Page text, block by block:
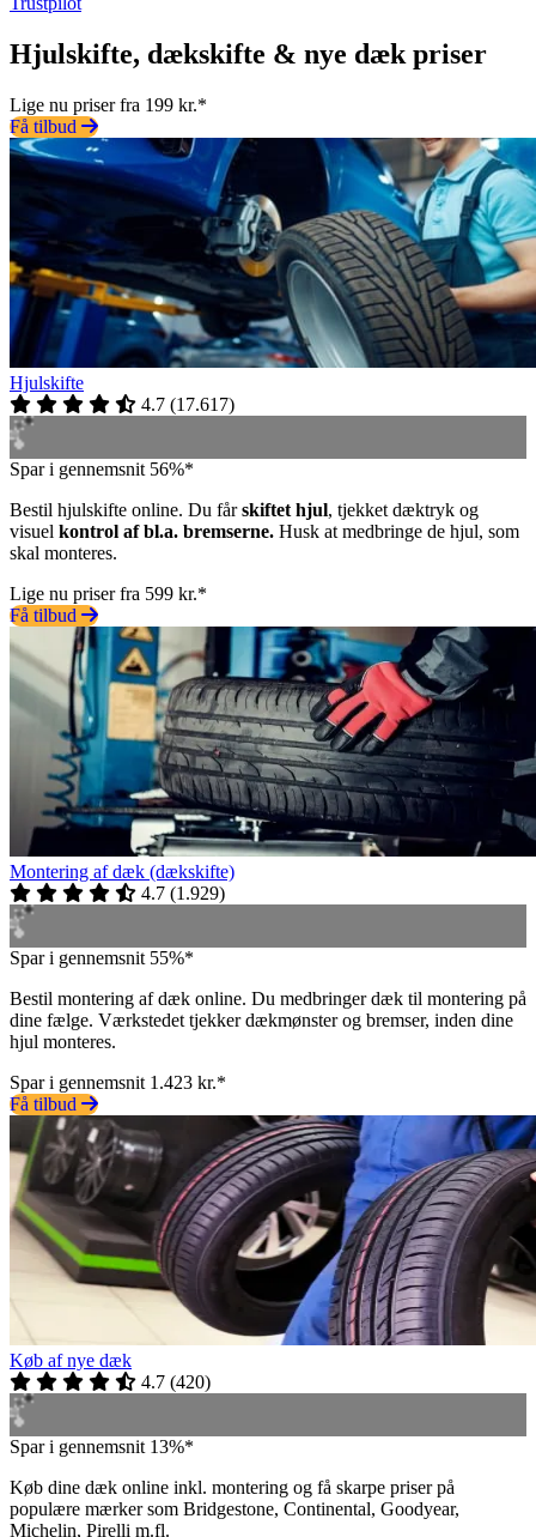
Hjulskifte, dækskifte & nye dæk priser
Lige nu priser fra 199 kr.*
Få tilbud
Hjulskifte
4.7 (17.617)
Spar i gennemsnit 56%*
Bestil hjulskifte online. Du fårskiftet hjul, tjekket dæktryk og
visuel kontrol af bl.a. bremserne. Husk at medbringe de hjul, som
skal monteres.
Lige nu priser fra 599 kr.*
Få tilbud
Montering af dæk (dækskifte)
4.7 (1.929)
Spar i gennemsnit 55%*
Bestil montering af dæk online. Du medbringer dæk til montering på
dine fælge. Værkstedet tjekker dækmønster og bremser, inden dine
hjul monteres.
Spar i gennemsnit 1.423 kr.*
Få tilbud
Køb af nye dæk
4.7 (420)
Spar i gennemsnit 13%*
Køb dine dæk online inkl. montering og få skarpe priser på
populære mærker som Bridgestone, Continental, Goodyear,
Michelin, Pirelli m.fl.